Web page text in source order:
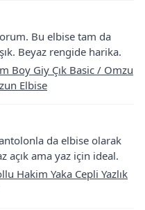
Bu elbise tam da
Beyaz rengide harika.
Boy Giy Çık Basic / Omzu
Elbise
da elbise olarak
açık ama yaz için ideal.
Hakim Yaka Cepli Yazlık